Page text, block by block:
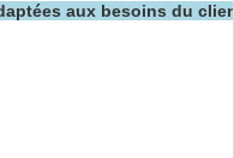
aux besoins du